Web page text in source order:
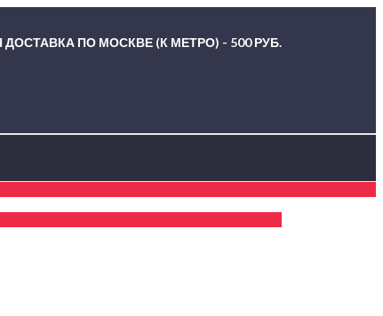
ПО МОСКВЕ (К МЕТРО) - 500 РУБ.